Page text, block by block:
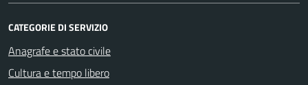
CATEGORIE DI SERVIZIO
Anagrafe e stato civile
Cultura e tempo libero